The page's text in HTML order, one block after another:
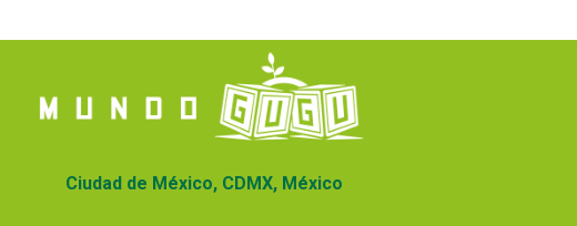
Ciudad de México, CDMX, México